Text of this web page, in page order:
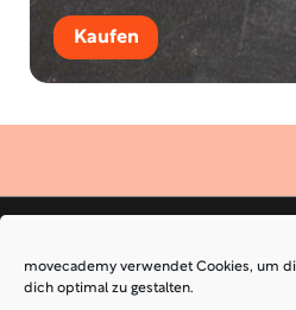
movecademy verwendet Cookies, um
dich optimal zu gestalten.
Kaufen